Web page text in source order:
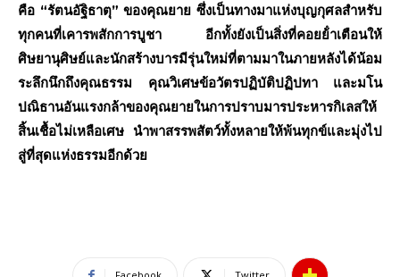
คือ “รัตนอัฐิธาตุ” ของคุณยาย ซึ่งเป็นทางมาแห่งบุญกุศลสําหรับ
ทุกคนที่เคารพสักการบูชา อีกทั้งยังเป็นสิ่งที่คอยย้ําเตือนให้
ศิษยานุศิษย์และนักสร้างบารมีรุ่นใหม่ที่ตามมาในภายหลังได้น้อม
ระลึกนึกถึงคุณธรรม คุณวิเศษข้อวัตรปฏิบัติปฏิปทา และมโน
ปณิธานอันแรงกล้าของคุณยายในการปราบมารประหารกิเลสให้
สิ้นเชื้อไม่เหลือเศษ นําพาสรรพสัตว์ทั้งหลายให้พ้นทุกข์และมุ่งไป
สู่ที่สุดแห่งธรรมอีกด้วย